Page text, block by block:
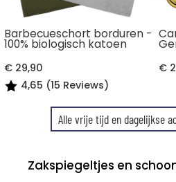
Barbecueschort borduren -
100% biologisch katoen
€ 29,90
4,65 (15 Reviews)
€
Alle vrije tijd en dagelijkse
Zakspiegeltjes en